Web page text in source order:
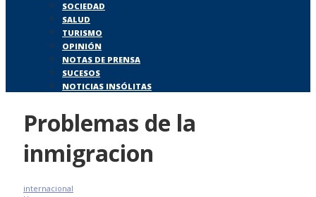
SOCIEDAD
SALUD
TURISMO
OPINIÓN
NOTAS DE PRENSA
SUCESOS
NOTICIAS INSÓLITAS
Problemas de la
inmigracion
internacional